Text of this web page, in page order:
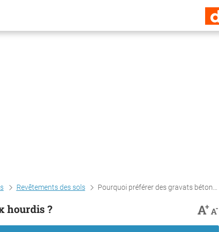
Revêtements des sols Pourquoi préférer des gravats bétonnés aux hourdis ?
hourdis ? A+A-